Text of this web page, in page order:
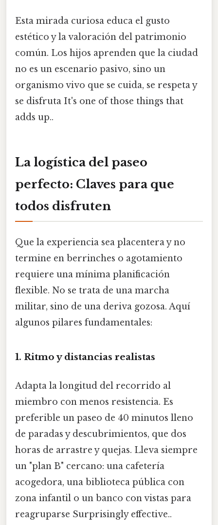
Esta mirada curiosa educa el gusto
estético y la valoración del patrimonio
común. Los hijos aprenden que la ciudad
no es un escenario pasivo, sino un
organismo vivo que se cuida, se respeta y
se disfruta It's one of those things that
adds up..
La logística del paseo
perfecto: Claves para que
todos disfruten
Que la experiencia sea placentera y no
termine en berrinches o agotamiento
requiere una mínima planificación
flexible. No se trata de una marcha
militar, sino de una deriva gozosa. Aquí
algunos pilares fundamentales:
1. Ritmo y distancias realistas
Adapta la longitud del recorrido al
miembro con menos resistencia. Es
preferible un paseo de 40 minutos lleno
de paradas y descubrimientos, que dos
horas de arrastre y quejas. Lleva siempre
un "plan B" cercano: una cafetería
acogedora, una biblioteca pública con
zona infantil o un banco con vistas para
reagruparse Surprisingly effective..